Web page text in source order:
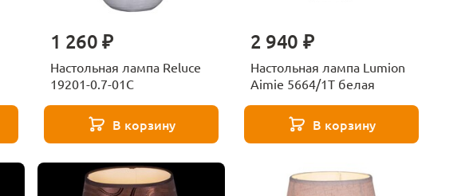
1 260 ₽
Настольная лампа Reluce
19201-0.7-01C
В корзину
2 940 ₽
Настольная лампа Lumion
Aimie 5664/1T белая
В корзину